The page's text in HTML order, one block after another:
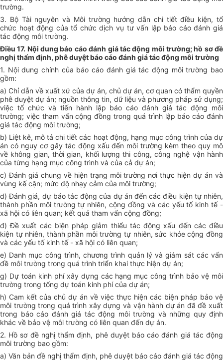
trường.
3. Bộ Tài nguyên và Môi trường hướng dẫn chi tiết điều kiện, tổ
chức hoạt động của tổ chức dịch vụ tư vấn lập báo cáo đánh giá
tác động môi trường.
Điều 17. Nội dung báo cáo đánh giá tác động môi trường; hồ sơ đề
nghị thẩm định, phê duyệt báo cáo đánh giá tác động môi trường
1. Nội dung chính của báo cáo đánh giá tác động môi trường bao
gồm:
a) Chỉ dẫn về xuất xứ của dự án, chủ dự án, cơ quan có thẩm quyền
phê duyệt dự án; nguồn thông tin, dữ liệu và phương pháp sử dụng;
việc tổ chức và tiến hành lập báo cáo đánh giá tác động môi
trường; việc tham vấn cộng đồng trong quá trình lập báo cáo đánh
giá tác động môi trường;
b) Liệt kê, mô tả chi tiết các hoạt động, hạng mục công trình của dự
án có nguy cơ gây tác động xấu đến môi trường kèm theo quy mô
về không gian, thời gian, khối lượng thi công, công nghệ vận hành
của từng hạng mục công trình và của cả dự án;
c) Đánh giá chung về hiện trạng môi trường nơi thực hiện dự án và
vùng kế cận; mức độ nhạy cảm của môi trường;
d) Đánh giá, dự báo tác động của dự án đến các điều kiện tự nhiên,
thành phần môi trường tự nhiên, cộng đồng và các yếu tố kinh tế -
xã hội có liên quan; kết quả tham vấn cộng đồng;
đ) Đề xuất các biện pháp giảm thiểu tác động xấu đến các điều
kiện tự nhiên, thành phần môi trường tự nhiên, sức khỏe cộng đồng
và các yếu tố kinh tế - xã hội có liên quan;
e) Danh mục công trình, chương trình quản lý và giám sát các vấn
đề môi trường trong quá trình triển khai thực hiện dự án;
g) Dự toán kinh phí xây dựng các hạng mục công trình bảo vệ môi
trường trong tổng dự toán kinh phí của dự án;
h) Cam kết của chủ dự án về việc thực hiện các biện pháp bảo vệ
môi trường trong quá trình xây dựng và vận hành dự án đã đề xuất
trong báo cáo đánh giá tác động môi trường và những quy định
khác về bảo vệ môi trường có liên quan đến dự án.
2. Hồ sơ đề nghị thẩm định, phê duyệt báo cáo đánh giá tác động
môi trường bao gồm:
a) Văn bản đề nghị thẩm định, phê duyệt báo cáo đánh giá tác động